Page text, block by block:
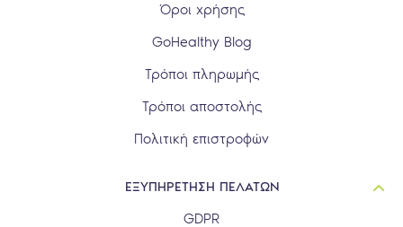
Όροι χρήσης
GoHealthy Blog
Τρόποι πληρωμής
Τρόποι αποστολής
Πολιτική επιστροφών
ΕΞΥΠΗΡΕΤΗΣΗ ΠΕΛΑΤΩΝ
GDPR